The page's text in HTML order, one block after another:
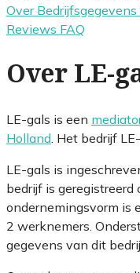
Over Bedrijfsgegevens
Reviews FAQ
Over LE-
LE-gals is een
Holland . Het bedrijf
LE-gals is
bedrijf is
ondernemingsvorm is
2 werknemers.
gegevens van dit